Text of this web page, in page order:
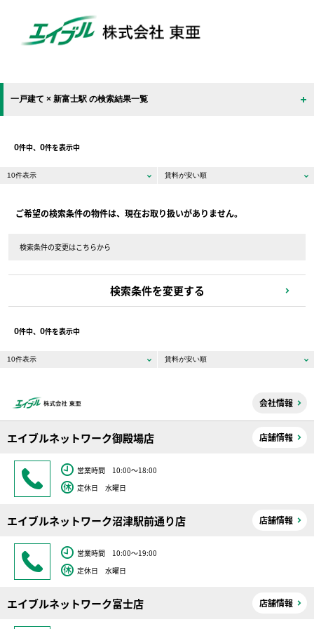
一戸建て × 新富士駅 の検索結果一覧
0件中、 0件を表示中
ご希望の検索条件の物件は、現在お取り扱いがありません。
検索条件の変更はこちらから
検索条件を変更する
0件中、 0件を表示中
会社情報
エイブルネットワーク御殿場店 店舗情報
営業時間 10:00～18:00
定休日 水曜日
エイブルネットワーク沼津駅前通り店 店舗情報
営業時間 10:00～19:00
定休日 水曜日
エイブルネットワーク富士店 店舗情報